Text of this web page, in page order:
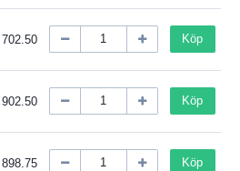
702.50 Köp
902.50 Köp
898.75 Köp